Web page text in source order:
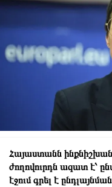
Հայաստանն
ժողովուրդն ազատ է՝
էջում գրել է